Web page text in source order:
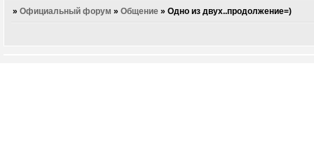
»Официальный форум »Общение »Одно из двух..продолжение=)